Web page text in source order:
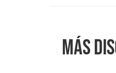
MÁS